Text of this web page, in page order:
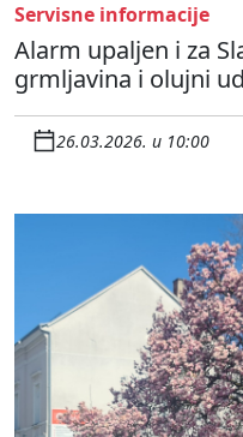
Servisne informacije
Alarm upaljen i za
grmljavina i olujni
26.03.2026. u 10:00